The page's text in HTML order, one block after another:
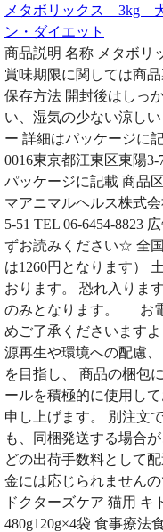
メタボリックス 3kg
ン・ダイエット
商品説明 名称 メタボリ
賞味期限に関しては商
保存方法 開封後はしっ
い、湿気の少ない涼し
ー 詳細はパッケージに
0016東京都江東区東陽3-
パッケージに記載 商品
マアニマルヘルス株式
5-51 TEL 06-6454-8823
ずお読みください☆ 全
は1260円となります）
おります。 恐れ入りま
のみとなります。 お
めご了承くださいます
源再生や環境への配慮
を目指し、 商品の梱包
ールを積極的に使用し
申し上げます。 別注文
も、同梱発送する場合
どの出荷手数料として
金には応じられません
ドクターズケア 猫用 キ
480g120g×4袋 食事療法